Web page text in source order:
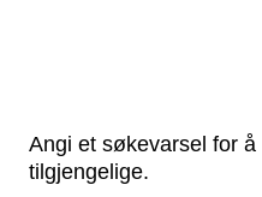
Angi et søkevarsel for
tilgjengelige.